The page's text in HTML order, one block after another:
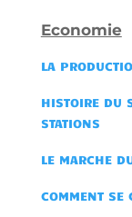
Economie
LA
HISTOIRE DU
STATIONS
LE MARCHE
COMMENT SE